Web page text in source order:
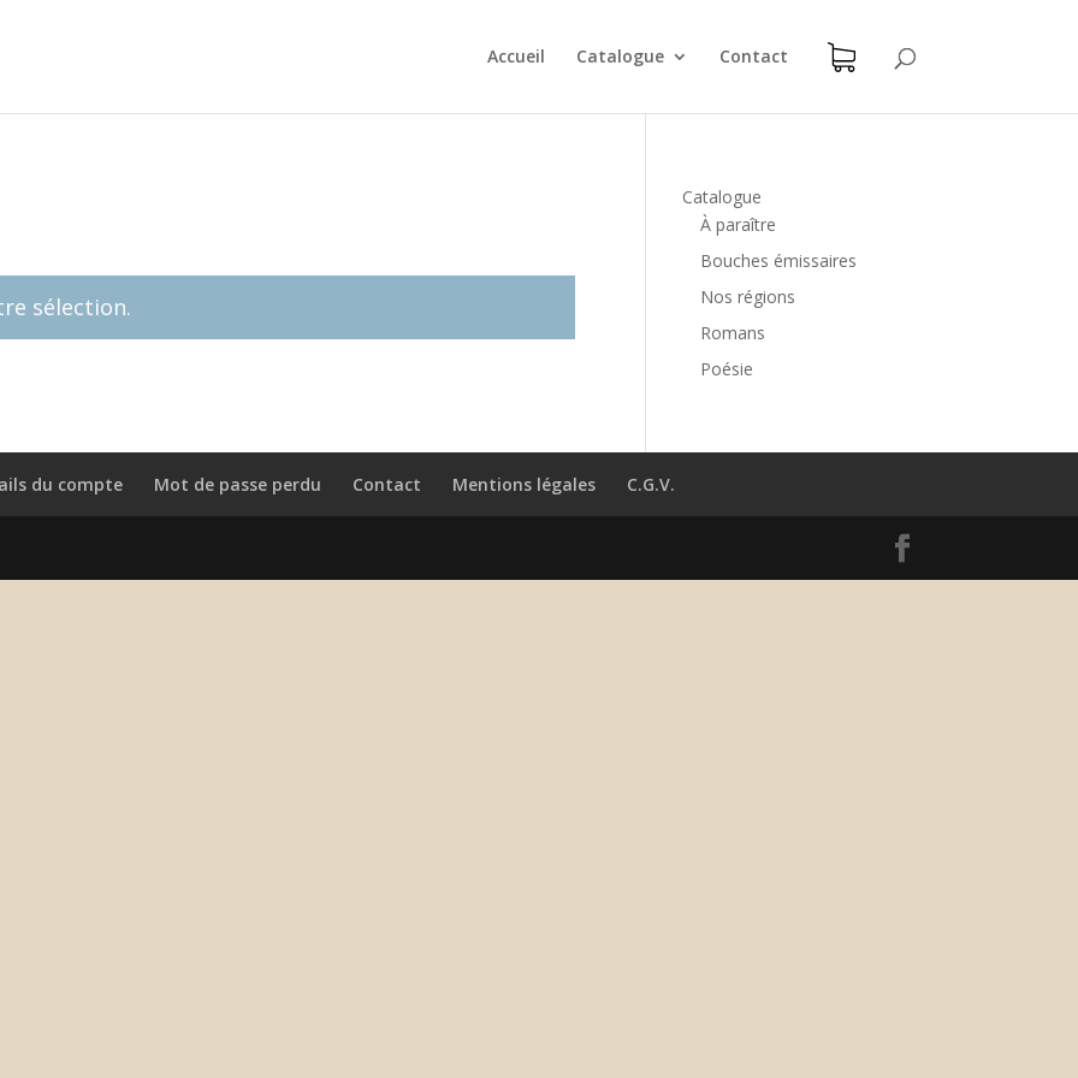
Accueil Catalogue Contact
sélection.
Catalogue
À paraître
Bouches émissaires
Nos régions
Romans
Poésie
du compte Mot de passe perdu Contact Mentions légales C.G.V.